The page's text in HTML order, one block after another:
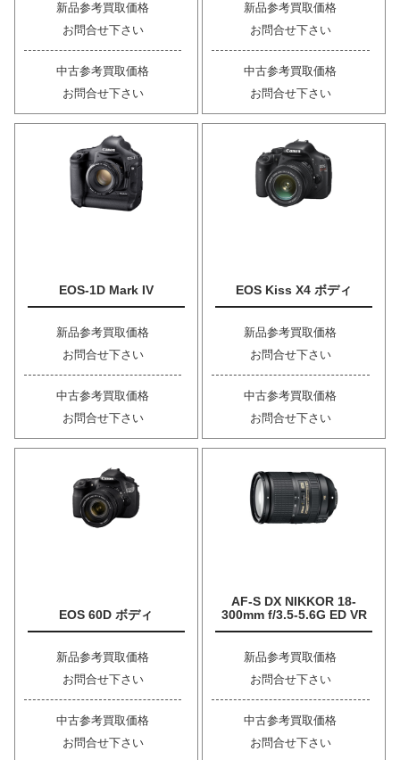
新品参考買取価格
お問合せ下さい
中古参考買取価格
お問合せ下さい
新品参考買取価格
お問合せ下さい
中古参考買取価格
お問合せ下さい
EOS-1D Mark IV
新品参考買取価格
お問合せ下さい
中古参考買取価格
お問合せ下さい
EOS Kiss X4 ボディ
新品参考買取価格
お問合せ下さい
中古参考買取価格
お問合せ下さい
EOS 60D ボディ
新品参考買取価格
お問合せ下さい
中古参考買取価格
お問合せ下さい
AF-S DX NIKKOR 18-
300mm f/3.5-5.6G ED VR
新品参考買取価格
お問合せ下さい
中古参考買取価格
お問合せ下さい